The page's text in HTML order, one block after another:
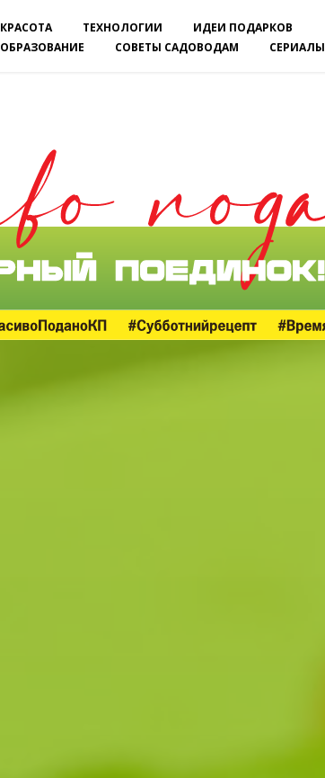
КРАСОТА ТЕХНОЛОГИИ
ИДЕИ ПОДАРКОВ
ОБРАЗОВАНИЕ СОВЕТЫ САДОВОДАМ CЕРИАЛЫ